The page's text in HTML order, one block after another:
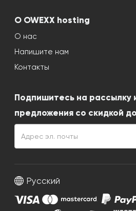
О OWEXX hosting
О нас
Напишите нам
Контакты
Подпишитесь на рассылку
предложения со скидкой
Русский